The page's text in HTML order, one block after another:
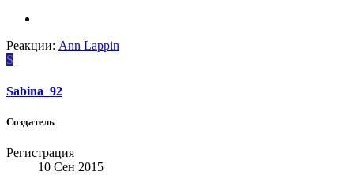
Реакции: Ann Lappin
S
Sabina_92
Создатель
Регистрация
10 Сен 2015